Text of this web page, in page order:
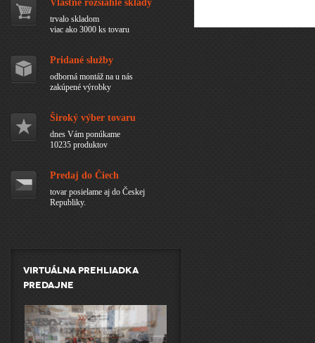
Vlastné rozsiahle sklady
trvalo skladom
viac ako 3000 ks tovaru
Pridané služby
odborná montáž na u nás
zakúpené výrobky
Široký výber tovaru
dnes Vám ponúkame
10235 produktov
Predaj do Čiech
tovar posielame aj do Českej
Republiky.
Virtuálna prehliadka
predajne